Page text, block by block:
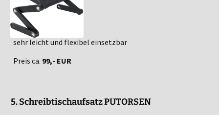
sehr leicht und flexibel einsetzbar
Preis ca. 99,- EUR
5. Schreibtischaufsatz PUTORSEN